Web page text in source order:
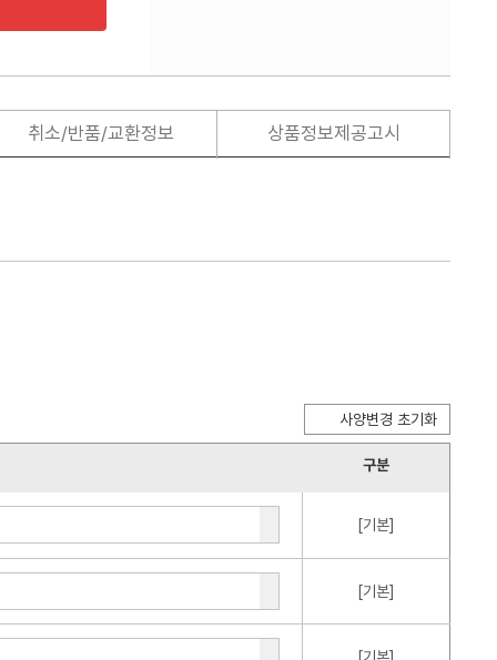
취소/반품/교환정보 상품정보제공고시
사양변경 초기화
구분
[기본]
[기본]